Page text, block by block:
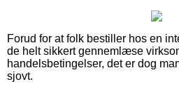
Forud for at folk bestiller hos en
de helt sikkert gennemlæse
handelsbetingelser, det er dog
sjovt.